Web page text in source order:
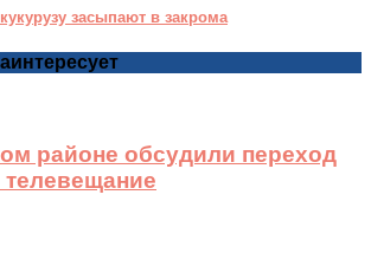
засыпают в закрома
районе обсудили переход